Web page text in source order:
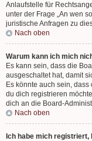
Anlaufstelle für
unter der Frage „An wen
juristische Anfragen zu
Nach oben
Warum kann ich mich
Es kann sein, dass die
ausgeschaltet hat, damit
Es könnte auch sein,
du dich registrieren
dich an die Board-
Nach oben
Ich habe mich